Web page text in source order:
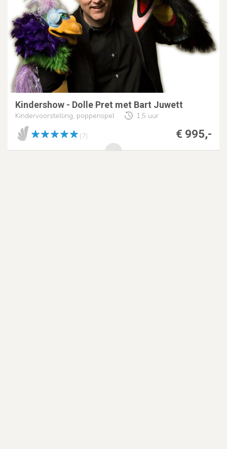
Kindershow - Dolle Pret met Bart Juwett
Kindervoorstelling, poppenspel 1,5 uur
€ 995,-
(7)